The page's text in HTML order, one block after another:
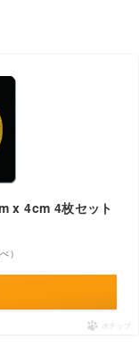
x 4cm 4枚セット
）
ポチップ